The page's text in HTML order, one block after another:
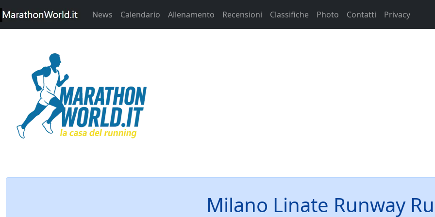
News Calendario Allenamento Recensioni Classifiche Photo Contatti Privacy
Milano Linate Runway